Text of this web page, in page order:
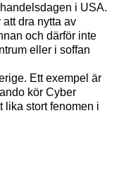
i USA.
dra nytta av
och därför inte
eller i soffan
Ett exempel är
kör Cyber
lika stort fenomen i